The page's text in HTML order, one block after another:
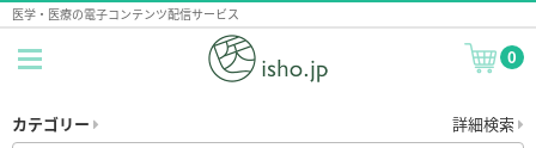
医学・医療の電子コンテンツ配信サービス
0
カテゴリー 詳細検索